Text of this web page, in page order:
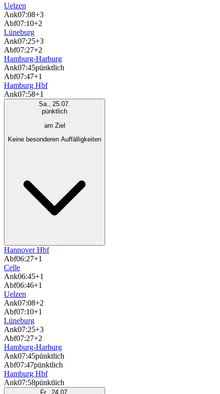
Uelzen
Ank07:08+3
Abf07:10+2
Lüneburg
Ank07:25+3
Abf07:27+2
Hamburg-Harburg
Ank07:45pünktlich
Abf07:47+1
Hamburg Hbf
Ank07:58+1
Sa., 25.07.
pünktlich
am Ziel
Keine besonderen Auffälligkeiten
Hannover Hbf
Abf06:27+1
Celle
Ank06:45+1
Abf06:46+1
Uelzen
Ank07:08+2
Abf07:10+1
Lüneburg
Ank07:25+3
Abf07:27+2
Hamburg-Harburg
Ank07:45pünktlich
Abf07:47pünktlich
Hamburg Hbf
Ank07:58pünktlich
Fr., 24.07.